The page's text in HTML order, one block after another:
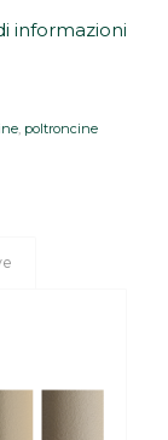
informazioni
, poltroncine